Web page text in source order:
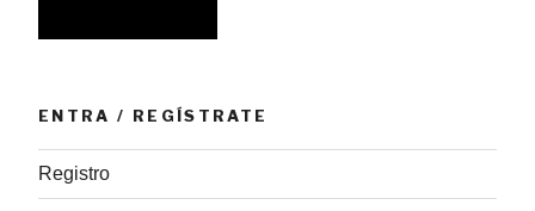
ENTRA / REGÍSTRATE
Registro